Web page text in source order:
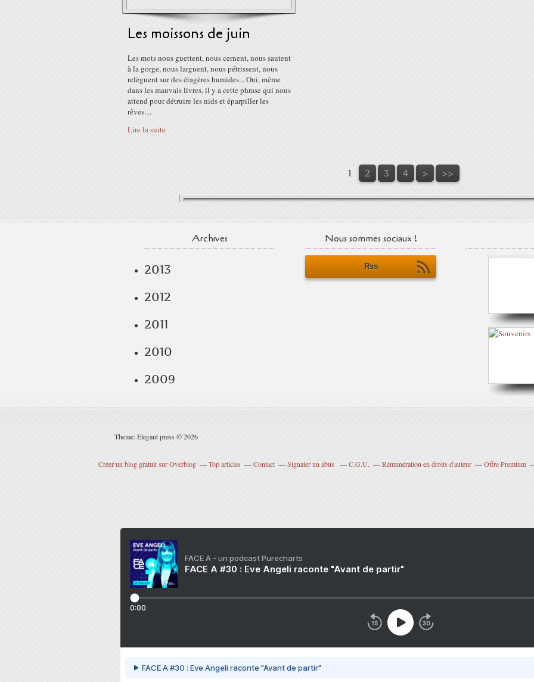
Les moissons de juin
Les mots nous guettent, nous cernent, nous sautent
à la gorge, nous larguent, nous pétrissent, nous
relèguent sur des étagères humides... Oui, même
dans les mauvais livres, il y a cette phrase qui nous
attend pour détruire les nids et éparpiller les
rêves....
Lire la suite
1 2 3 4 > >>
Archives
2013
2012
2011
2010
2009
Nous sommes sociaux !
Rss
Theme: Elegant press © 2026
Créer un blog gratuit sur Overblog Top articles Contact Signaler un abus C.G.U. Rémunération en droits d'auteur Offre Premium
FACE A - un podcast Purecharts
FACE A #30 : Eve Angeli raconte "Avant de partir"
0:00
FACE A #30 : Eve Angeli raconte "Avant de partir"